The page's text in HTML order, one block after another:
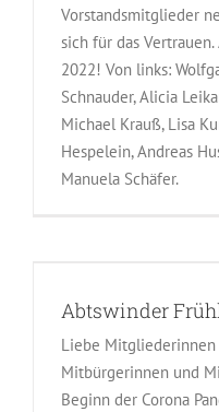
Vorstandsmitglieder
sich für das
2022! Von links:
Schnauder, Alicia
Michael Krauß, Lisa
Hespelein, Andreas
Manuela Schäfer.
Abtswinder
Liebe
Mitbürgerinnen und
Beginn der Corona